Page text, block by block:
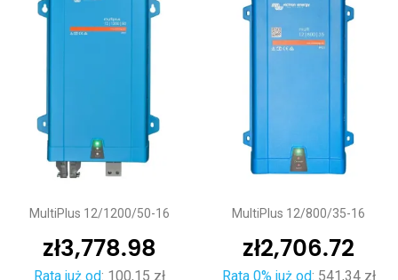
MultiPlus 12/1200/50-16
zł3,778.98
Rata już od: 100,15 zł
MultiPlus 12/800/35-16
zł2,706.72
Rata 0% już od: 541,34 zł